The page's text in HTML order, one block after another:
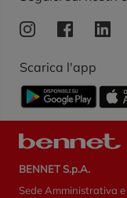
Scarica l'app
BENNET S.p.A.
Sede Amministrativa